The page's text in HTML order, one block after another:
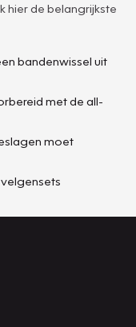
hier de belangrijkste
bandenwissel uit
met de all-
moet